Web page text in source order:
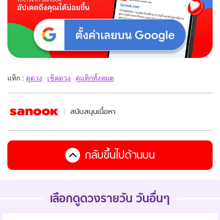
แท็ก : ดูดวง เช็คดวง ดูแท็กทั้งหมด
สนับสนุนเนื้อหา
กลับขึ้นไปด้านบน
เลือกดูดวงรายวัน วันอื่นๆ